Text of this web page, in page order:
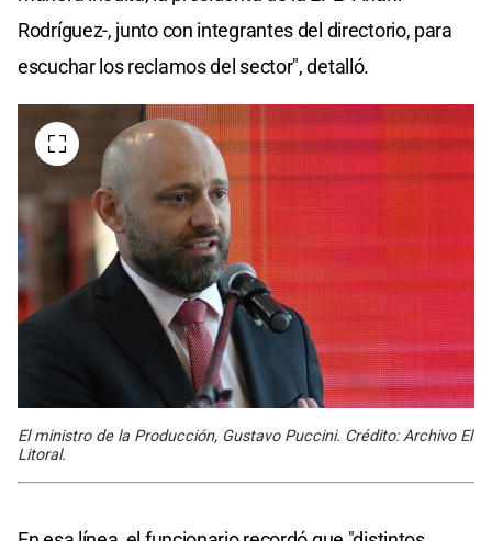
Rodríguez-, junto con integrantes del directorio, para
escuchar los reclamos del sector", detalló.
El ministro de la Producción, Gustavo Puccini. Crédito: Archivo El
Litoral.